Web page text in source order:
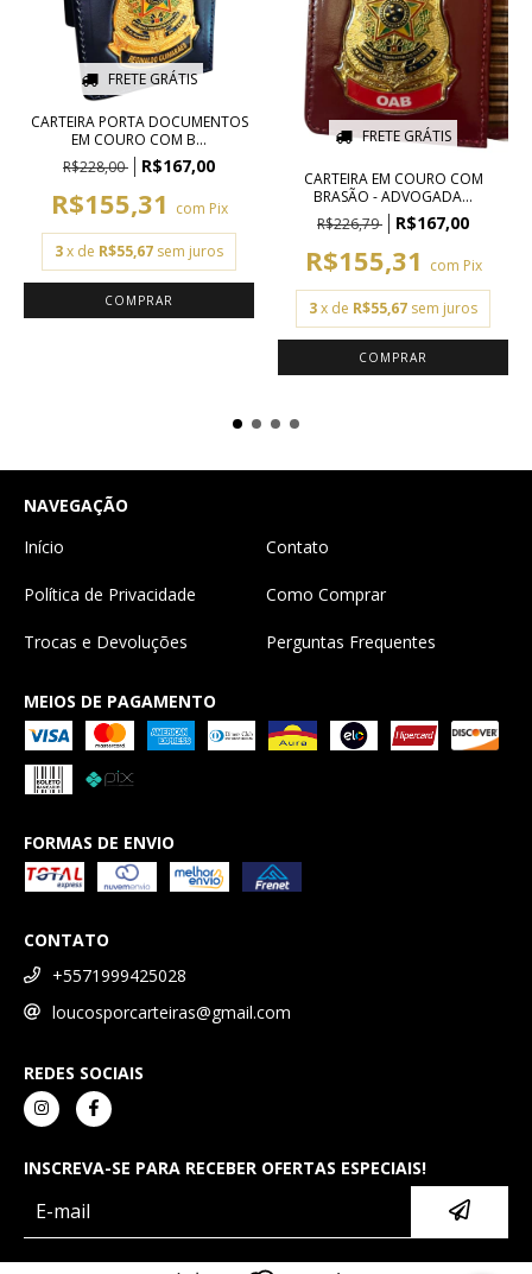
FRETE GRÁTIS
CARTEIRA PORTA DOCUMENTOS
EM COURO COM B...
R$228,00
R$167,00
R$155,31 com Pix
3x de R$55,67 sem juros
COMPRAR
FRETE GRÁTIS
CARTEIRA EM COURO COM
BRASÃO - ADVOGADA...
R$226,79
R$167,00
R$155,31 com Pix
3x de R$55,67 sem juros
COMPRAR
NAVEGAÇÃO
Início
Contato
Política de Privacidade Como Comprar
Trocas e Devoluções Perguntas Frequentes
MEIOS DE PAGAMENTO
FORMAS DE ENVIO
CONTATO
+5571999425028
loucosporcarteiras@gmail.com
REDES SOCIAIS
INSCREVA-SE PARA RECEBER OFERTAS ESPECIAIS!